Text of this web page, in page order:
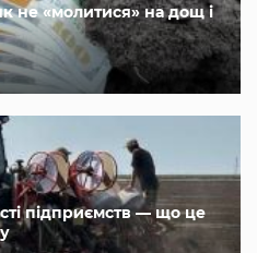
не «молитися» на дощ і
підприємств — що це